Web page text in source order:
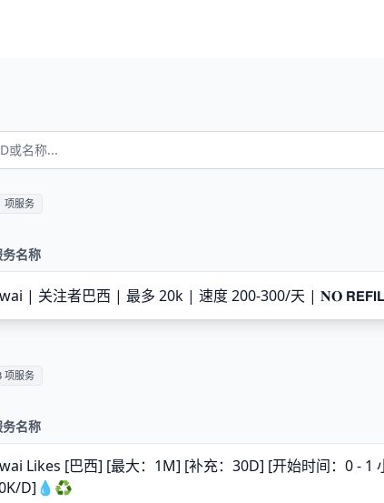
项服务
务名称
| 关注者巴西 | 最多 20k | 速度 200-300/天 | 𝐍𝐎
项服务
务名称
Likes [巴西] [最大：1M] [补充：30D] [开始时间：0 - 1
D]💧♻️